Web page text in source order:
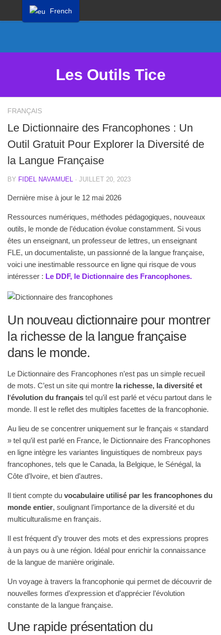
Les Outils Tice
FRANÇAIS
Le Dictionnaire des Francophones : Un
Outil Gratuit Pour Explorer la Diversité de
la Langue Française
BY FIDEL NAVAMUEL · JUILLET 20, 2023
Dernière mise à jour le 12 mai 2026
Ressources numériques, méthodes pédagogiques, nouveaux
outils, le monde de l’éducation évolue constamment. Si vous
êtes un enseignant, un professeur de lettres, un enseignant
FLE, un documentaliste, un passionné de la langue française,
voici une inestimable ressource en ligne qui risque de vous
intéresser : Le DDF, le Dictionnaire des Francophones.
Un nouveau dictionnaire pour montrer
la richesse de la langue française
dans le monde.
Le Dictionnaire des Francophones n’est pas un simple recueil
de mots. C’est un site qui montre la richesse, la diversité et
l‘évolution du français tel qu’il est parlé et vécu partout dans le
monde. Il est le reflet des multiples facettes de la francophonie.
Au lieu de se concentrer uniquement sur le français « standard
» tel qu’il est parlé en France, le Dictionnaire des Francophones
en ligne intègre les variantes linguistiques de nombreux pays
francophones, tels que le Canada, la Belgique, le Sénégal, la
Côte d’Ivoire, et bien d’autres.
Il tient compte du vocabulaire utilisé par les francophones du
monde entier, soulignant l’importance de la diversité et du
multiculturalisme en français.
Il est fréquent d’y trouver des mots et des expressions propres
à un pays ou à une région. Idéal pour enrichir la connaissance
de la langue de manière originale.
Un voyage à travers la francophonie qui permet de découvrir de
nouvelles formes d’expression et d’apprécier l’évolution
constante de la langue française.
Une rapide présentation du
French